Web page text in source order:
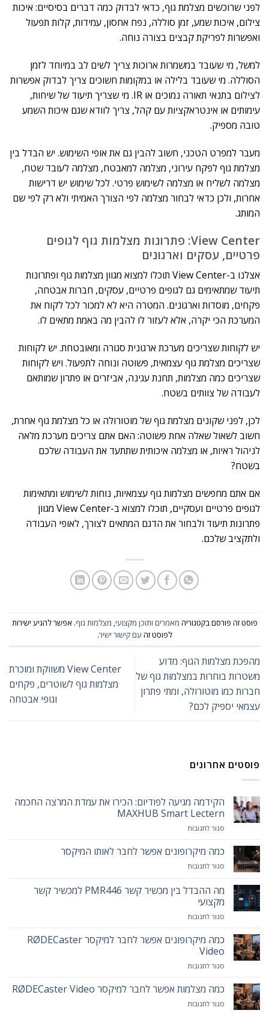
לפני שרוכשים מצלמת גוף, כדאי לבדוק כמה דברים בסיסיים: איכות
צילום, איכות שמע, זמן סוללה, נפח אחסון, עמידות, קלות תפעול
ואפשרות לפריקת קבצים בצורה נוחה.
למשל, מי שעובד במשמרות ארוכות צריך לשים לב במיוחד לזמן
הסוללה. מי שעובד בלילה או במקומות חשוכים צריך לבדוק אפשרות
לצילום בתנאי תאורה נמוכים או IR. מי שצריך תיעוד של שיחות,
עימותים או אינטראקציות עם קהל, צריך לוודא שגם איכות השמע
טובה מספיק.
מעבר למפרט הטכני, חשוב להבין גם את אופי השימוש. יש הבדל בין
מצלמת גוף לפקח עירוני, מצלמה למאבטח, מצלמה לעובד שטח,
מצלמה לשליח או מצלמה לשימוש פרטי. לכל שימוש יש דרישות
אחרות, ולכן כדאי לבחור מצלמה לפי הצורך האמיתי ולא רק לפי שם
המותג.
View Center: פתרונות מצלמות גוף לגופים
פרטיים, עסקים וארגונים
אצלנו ב-View Center תוכלו למצוא מגוון מצלמות גוף ופתרונות
תיעוד שמתאימים גם לגופים פרטיים, עסקים, חברות אבטחה,
פקחים, מוסדות וארגונים. המטרה היא לא למכור לכל לקוח את
המערכת הכי יקרה, אלא לעזור לו להבין מה באמת מתאים לו.
יש לקוחות שצריכים מערכת ארגונית סגורה ומאובטחת. יש לקוחות
שצריכים מצלמת גוף עצמאית, פשוטה ונוחה לתפעול. ויש לקוחות
שצריכים כמה מצלמות, תחנת עגינה, אביזרים או פתרון שמותאם
לעבודה של צוותים בשטח.
לכן, לפני שקונים מצלמת גוף של מוטורולה או כל מצלמת גוף אחרת,
חשוב לשאול שאלה אחת פשוטה: האם אתם צריכים מערכת מלאה
לניהול ראיות, או מצלמה איכותית שתתעד את העבודה שלכם
בשטח?
אם אתם מחפשים מצלמות גוף עצמאיות, נוחות לשימוש ומתאימות
לגופים פרטיים ועסקיים, תוכלו למצוא ב-View Center מגוון
פתרונות תיעוד ולבחור את הדגם המתאים לצורך, לאופי העבודה
ולתקציב שלכם.
פוסט זה פורסם בקטגוריה מאמרים ותוכן מקצועי, מצלמות גוף. אפשר להגיע ישירות
לפוסט זה עם קישור ישיר.
מהפכת מצלמות הגוף: מדוע
משטרות בוחרות במצלמות גוף של
חברות כמו מוטורולה, ומתי פתרון
עצמאי יספיק לכם?
View Center משווקת ומוכרת
מצלמות גוף לשוטרים, פקחים
וגופי אבטחה
פוסטים אחרונים
הקידמה מגיעה לפודיום: הכירו את עמדת המרצה החכמה
MAXHUB Smart Lectern
סגור לתגובותעל
מגיעה
הכירו
עמדת
המרצה
MAXHUB
Lectern
כמה מיקרופונים אפשר לחבר לאותו המיקסר
סגור לתגובותעל
מיקרופונים
אפשר
לאותו
מה ההבדל בין מכשיר קשר PMR446 למכשיר קשר
מקצועי
סגור לתגובותעל
ההבדל
קשר
למכשיר
מקצועי
כמה מיקרופונים אפשר לחבר למיקסר RØDECaster
Video
סגור לתגובותעל
מיקרופונים
לחבר
כמה מצלמות אפשר לחבר למיקסר RØDECaster Video
סגור לתגובותעל